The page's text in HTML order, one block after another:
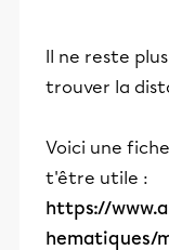
Il ne reste
trouver la
Voici une
t'être utile :
https://
hematiques/